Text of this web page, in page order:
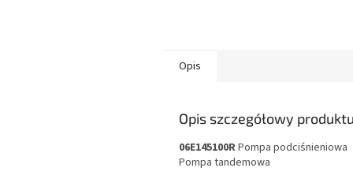
Opis
Opis szczegółowy
06E145100RPompa podciśnieniowa
Pompa tandemowa